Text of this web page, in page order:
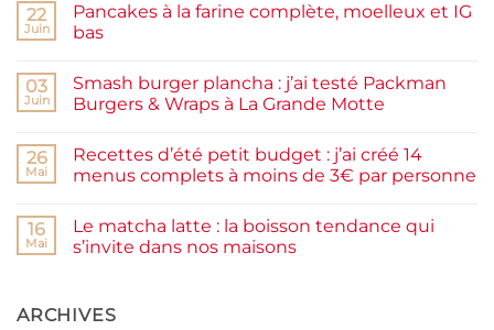
Confiture
de
prunes
et
rapide
22
Juin
Pancakes à la farine complète, moelleux et IG
bas
sur
Pancakes
à
complète,
moelleux
et
03
Juin
Smash burger plancha : j’ai testé Packman
Burgers & Wraps à La Grande Motte
sur
Smash
burger
testé
Packman
Burgers &
Grande
Motte
26
Mai
Recettes d’été petit budget : j’ai créé 14
menus complets à moins de 3€ par personne
sur
Recettes
d’été
j’ai
créé
16
Mai
Le matcha latte : la boisson tendance qui
s’invite dans nos maisons
Le
matcha
ARCHIVES